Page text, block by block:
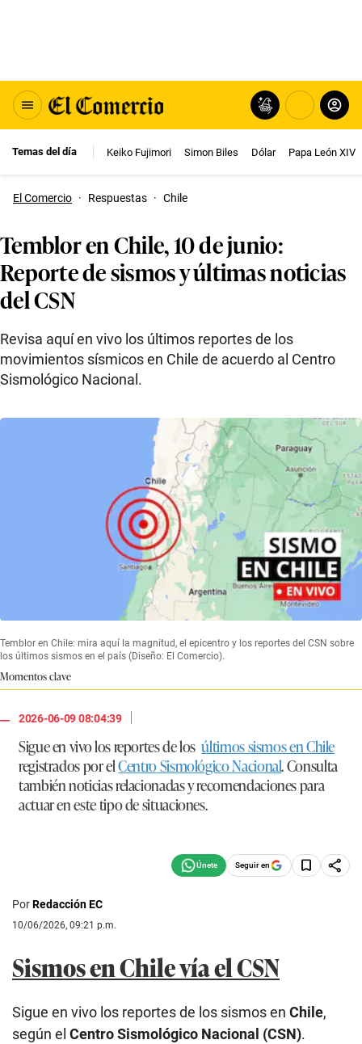
Temas del día Keiko Fujimori Simon Biles Dólar Papa León XIV
El Comercio · Respuestas · Chile
Temblor en Chile, 10 de junio:
Reporte de sismos y últimas noticias
del CSN
Revisa aquí en vivo los últimos reportes de los
movimientos sísmicos en Chile de acuerdo al Centro
Sismológico Nacional.
Temblor en Chile: mira aquí la magnitud, el epicentro y los reportes del CSN sobre
los últimos sismos en el país (Diseño: El Comercio).
Momentos clave
2026-06-09 08:04:39
|
Sigue en vivo los reportes de losúltimos sismos en Chile
registrados por elCentro Sismológico Nacional. Consulta
también noticias relacionadas y recomendaciones para
actuar en este tipo de situaciones.
Seguir en
PorRedacción EC
10/06/2026, 09:21 p.m.
Sismos en Chile vía el CSN
Sigue en vivo los reportes de los sismos en Chile,
según el Centro Sismológico Nacional (CSN).